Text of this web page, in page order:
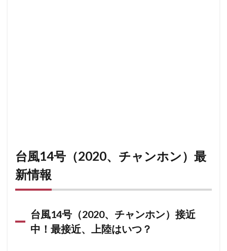
台風14号（2020、チャンホン）最
新情報
台風14号（2020、チャンホン）接近
中！最接近、上陸はいつ？